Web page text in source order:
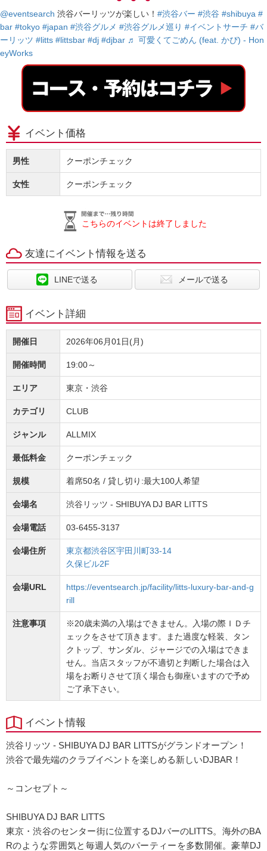
@eventsearch 渋谷バーリッツが楽しい！ #渋谷バー #渋谷 #shibuya #
bar #tokyo #japan #渋谷グルメ #渋谷グルメ巡り #イベントサーチ #バ
ーリッツ #litts #littsbar #dj #djbar ♬ 可愛くてごめん (feat. かぴ) - Hon
eyWorks
イベント価格
男性 クーポンチェック
女性 クーポンチェック
こちらのイベントは終了しました
友達にイベント情報を送る
LINEで送る メールで送る
イベント詳細
開催日 2026年06月01日(月)
開催時間 19:00～
エリア 東京・渋谷
カテゴリ CLUB
ジャンル ALLMIX
最低料金 クーポンチェック
規模 着席50名 / 貸し切り:最大100人希望
会場名 渋谷リッツ - SHIBUYA DJ BAR LITTS
会場電話 03-6455-3137
会場住所
東京都渋谷区宇田川町33-14
久保ビル2F
会場URL
https://eventsearch.jp/facility/litts-luxury-bar-and-g
rill
注意事項
※20歳未満の入場はできません。入場の際ＩＤチ
ェックをさせて頂きます。また過度な軽装、タン
クトップ、サンダル、ジャージでの入場はできま
せん。当店スタッフが不適切と判断した場合は入
場をお断りさせて頂く場合も御座いますので予め
ご了承下さい。
イベント情報
渋谷リッツ - SHIBUYA DJ BAR LITTSがグランドオープン！
渋谷で最先端のクラブイベントを楽しめる新しいDJBAR！
～コンセプト～
SHIBUYA DJ BAR LITTS
東京・渋谷のセンター街に位置するDJバーのLITTS。海外のBA
Rのような雰囲気と毎週人気のパーティーを多数開催。豪華DJ